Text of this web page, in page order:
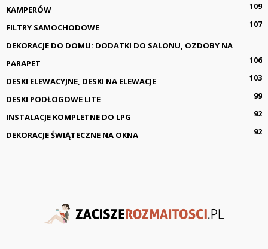
KAMPERÓW
109
FILTRY SAMOCHODOWE
107
DEKORACJE DO DOMU: DODATKI DO SALONU, OZDOBY NA
PARAPET
106
DESKI ELEWACYJNE, DESKI NA ELEWACJE
103
DESKI PODŁOGOWE LITE
99
INSTALACJE KOMPLETNE DO LPG
92
DEKORACJE ŚWIĄTECZNE NA OKNA
92